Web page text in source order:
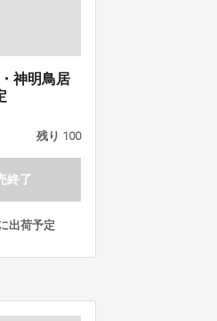
神明鳥居
残り 100
終了
出荷予定